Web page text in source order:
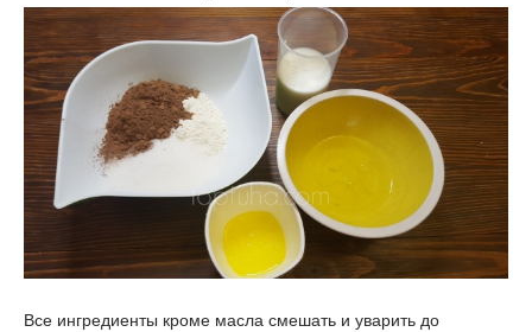
Все ингредиенты кроме масла смешать и уварить до